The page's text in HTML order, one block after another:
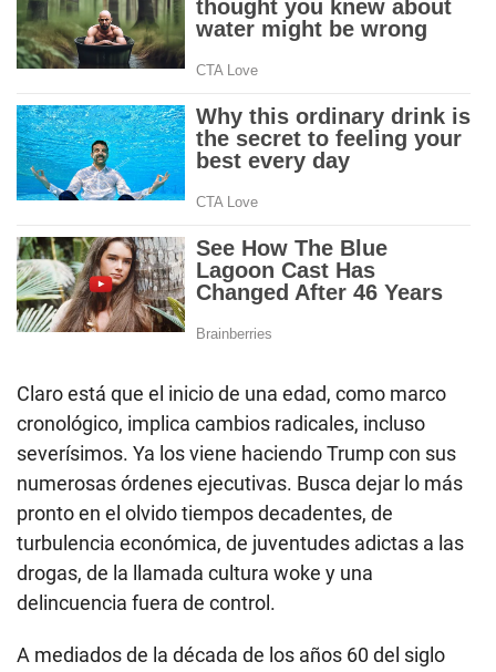
Claro está que el inicio de una edad, como marco
cronológico, implica cambios radicales, incluso
severísimos. Ya los viene haciendo Trump con sus
numerosas órdenes ejecutivas. Busca dejar lo más
pronto en el olvido tiempos decadentes, de
turbulencia económica, de juventudes adictas a las
drogas, de la llamada cultura woke y una
delincuencia fuera de control.
A mediados de la década de los años 60 del siglo